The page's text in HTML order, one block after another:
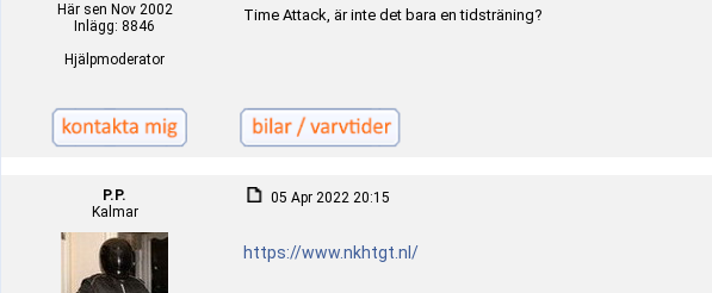
Här sen Nov 2002
Inlägg: 8846
Hjälpmoderator
Time Attack, är inte det bara en tidsträning?
P.P.
Kalmar
05 Apr 2022 20:15
https://www.nkhtgt.nl/